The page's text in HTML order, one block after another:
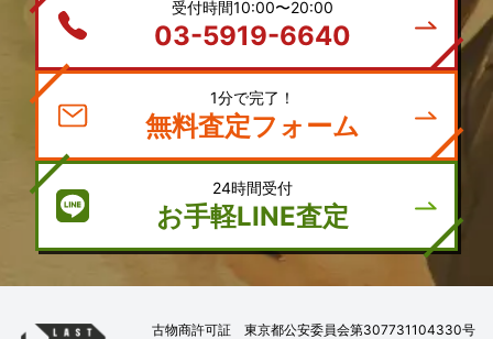
受付時間10:00〜20:00
03-5919-6640
1分で完了！
無料査定フォーム
24時間受付
お手軽LINE査定
古物商許可証 東京都公安委員会第307731104330号